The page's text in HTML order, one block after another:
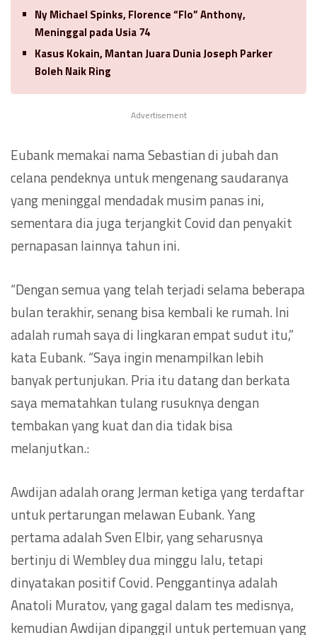
Ny Michael Spinks, Florence “Flo” Anthony,
Meninggal pada Usia 74
Kasus Kokain, Mantan Juara Dunia Joseph Parker
Boleh Naik Ring
Advertisement
Eubank memakai nama Sebastian di jubah dan
celana pendeknya untuk mengenang saudaranya
yang meninggal mendadak musim panas ini,
sementara dia juga terjangkit Covid dan penyakit
pernapasan lainnya tahun ini.
“Dengan semua yang telah terjadi selama beberapa
bulan terakhir, senang bisa kembali ke rumah. Ini
adalah rumah saya di lingkaran empat sudut itu,”
kata Eubank. “Saya ingin menampilkan lebih
banyak pertunjukan. Pria itu datang dan berkata
saya mematahkan tulang rusuknya dengan
tembakan yang kuat dan dia tidak bisa
melanjutkan.:
Awdijan adalah orang Jerman ketiga yang terdaftar
untuk pertarungan melawan Eubank. Yang
pertama adalah Sven Elbir, yang seharusnya
bertinju di Wembley dua minggu lalu, tetapi
dinyatakan positif Covid. Penggantinya adalah
Anatoli Muratov, yang gagal dalam tes medisnya,
kemudian Awdijan dipanggil untuk pertemuan yang